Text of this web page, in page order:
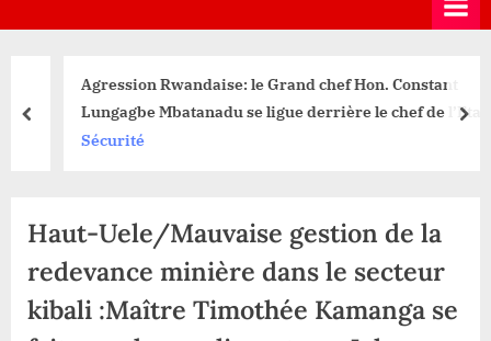
Agression Rwandaise: le Grand chef Hon. Constant
Lungagbe Mbatanadu se ligue derrière le chef de l’Etat
pour mobiliser les jeunes de Dungu à intégrer l’armée
Sécurité
prev
Haut-Uele/Mauvaise gestion de la
redevance minière dans le secteur
kibali :Maître Timothée Kamanga se